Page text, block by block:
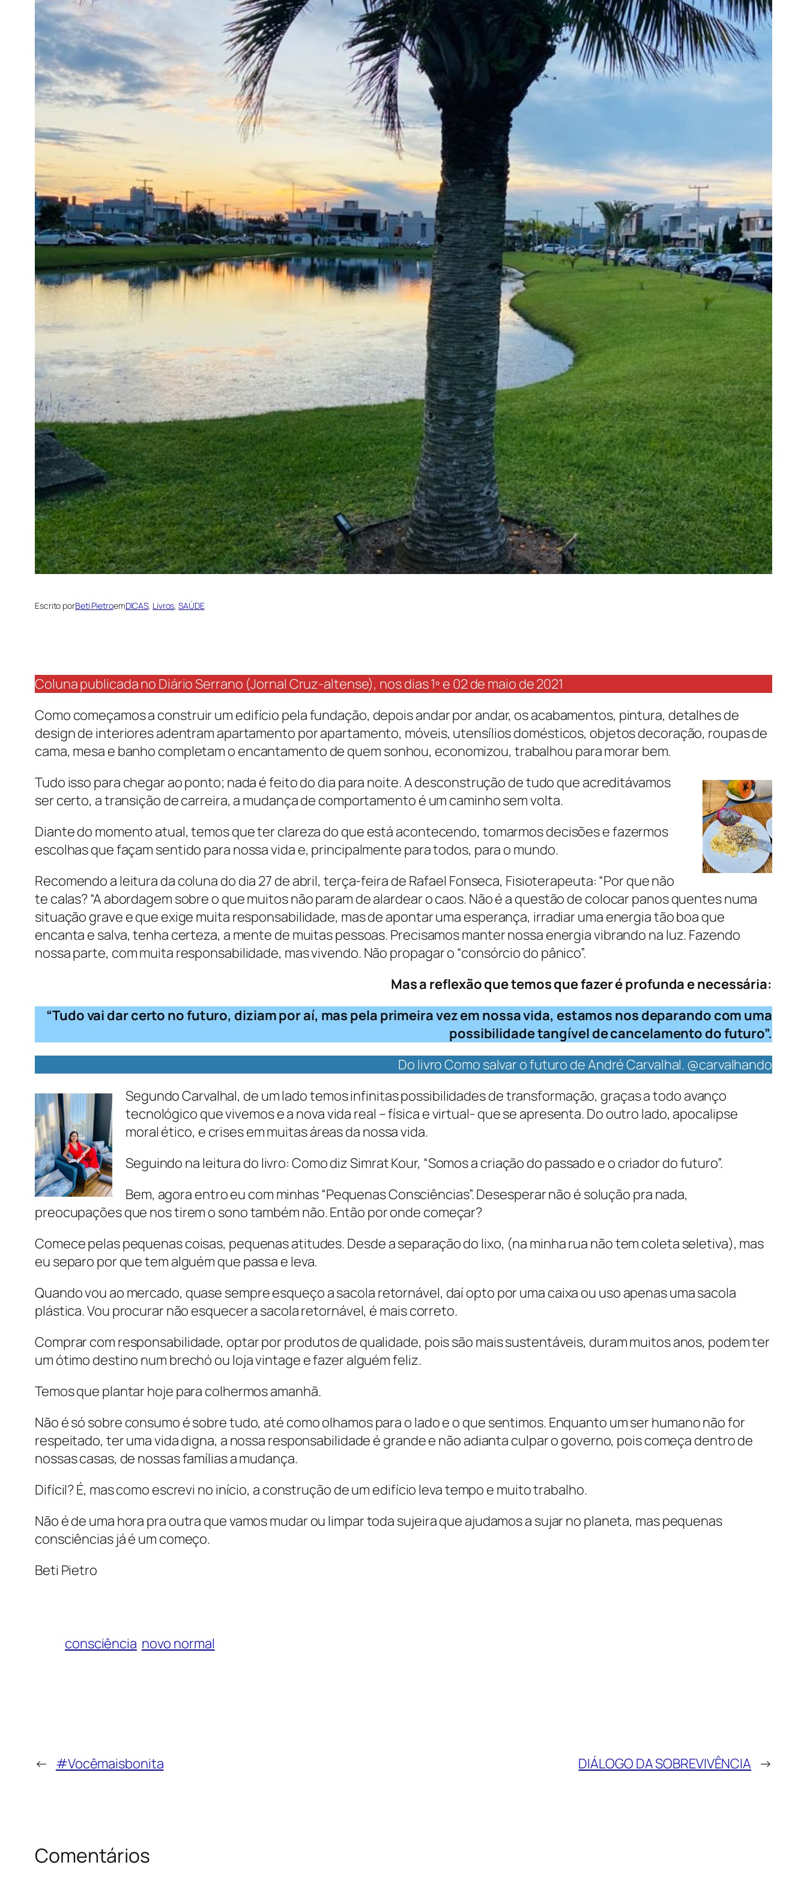
Escrito porBeti PietroemDICAS, Livros, SAÚDE
Coluna publicada no Diário Serrano (Jornal Cruz-altense), nos dias 1º e 02 de maio de 2021
Como começamos a construir um edifício pela fundação, depois andar por andar, os acabamentos, pintura, detalhes de
design de interiores adentram apartamento por apartamento, móveis, utensílios domésticos, objetos decoração, roupas de
cama, mesa e banho completam o encantamento de quem sonhou, economizou, trabalhou para morar bem.
Tudo isso para chegar ao ponto; nada é feito do dia para noite. A desconstrução de tudo que acreditávamos
ser certo, a transição de carreira, a mudança de comportamento é um caminho sem volta.
Diante do momento atual, temos que ter clareza do que está acontecendo, tomarmos decisões e fazermos
escolhas que façam sentido para nossa vida e, principalmente para todos, para o mundo.
Recomendo a leitura da coluna do dia 27 de abril, terça-feira de Rafael Fonseca, Fisioterapeuta: “Por que não
te calas? “A abordagem sobre o que muitos não param de alardear o caos. Não é a questão de colocar panos quentes numa
situação grave e que exige muita responsabilidade, mas de apontar uma esperança, irradiar uma energia tão boa que
encanta e salva, tenha certeza, a mente de muitas pessoas. Precisamos manter nossa energia vibrando na luz. Fazendo
nossa parte, com muita responsabilidade, mas vivendo. Não propagar o “consórcio do pânico”.
Mas a reflexão que temos que fazer é profunda e necessária:
“Tudo vai dar certo no futuro, diziam por aí, mas pela primeira vez em nossa vida, estamos nos deparando com uma
possibilidade tangível de cancelamento do futuro”.
Do livro Como salvar o futuro de André Carvalhal. @carvalhando
Segundo Carvalhal, de um lado temos infinitas possibilidades de transformação, graças a todo avanço
tecnológico que vivemos e a nova vida real – física e virtual- que se apresenta. Do outro lado, apocalipse
moral ético, e crises em muitas áreas da nossa vida.
Seguindo na leitura do livro: Como diz Simrat Kour, “Somos a criação do passado e o criador do futuro”.
Bem, agora entro eu com minhas “Pequenas Consciências”. Desesperar não é solução pra nada,
preocupações que nos tirem o sono também não. Então por onde começar?
Comece pelas pequenas coisas, pequenas atitudes. Desde a separação do lixo, (na minha rua não tem coleta seletiva), mas
eu separo por que tem alguém que passa e leva.
Quando vou ao mercado, quase sempre esqueço a sacola retornável, daí opto por uma caixa ou uso apenas uma sacola
plástica. Vou procurar não esquecer a sacola retornável, é mais correto.
Comprar com responsabilidade, optar por produtos de qualidade, pois são mais sustentáveis, duram muitos anos, podem ter
um ótimo destino num brechó ou loja vintage e fazer alguém feliz.
Temos que plantar hoje para colhermos amanhã.
Não é só sobre consumo é sobre tudo, até como olhamos para o lado e o que sentimos. Enquanto um ser humano não for
respeitado, ter uma vida digna, a nossa responsabilidade é grande e não adianta culpar o governo, pois começa dentro de
nossas casas, de nossas famílias a mudança.
Difícil? É, mas como escrevi no início, a construção de um edifício leva tempo e muito trabalho.
Não é de uma hora pra outra que vamos mudar ou limpar toda sujeira que ajudamos a sujar no planeta, mas pequenas
consciências já é um começo.
Beti Pietro
consciência novo normal
← #Vocêmaisbonita DIÁLOGO DA SOBREVIVÊNCIA →
Comentários